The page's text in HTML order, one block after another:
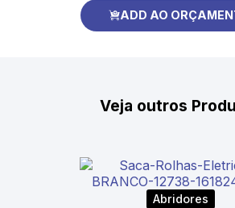
ADD AO
Veja outros
Abridores